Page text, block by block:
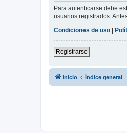
Para autenticarse debe
usuarios registrados.
Condiciones de uso
Registrarse
Inicio Índice general